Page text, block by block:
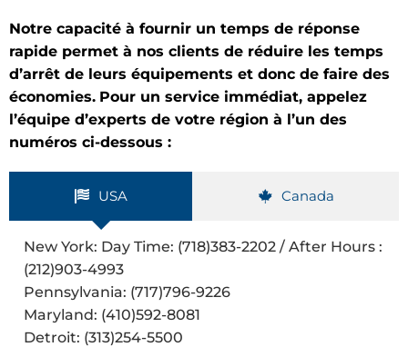
Notre capacité à fournir un temps de réponse
rapide permet à nos clients de réduire les temps
d’arrêt de leurs équipements et donc de faire des
économies. Pour un service immédiat, appelez
l’équipe d’experts de votre région à l’un des
numéros ci-dessous :
USA Canada
New York: Day Time: (718)383-2202 / After Hours :
(212)903-4993
Pennsylvania: (717)796-9226
Maryland: (410)592-8081
Detroit: (313)254-5500